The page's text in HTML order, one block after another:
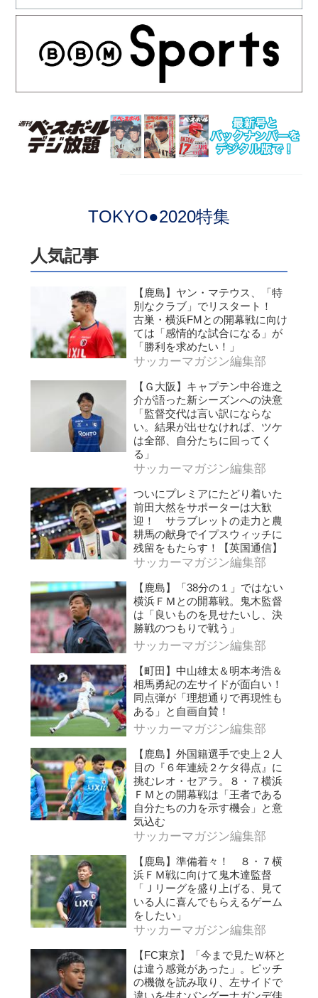
TOKYO●2020特集
人気記事
【鹿島】ヤン・マテウス、「特
別なクラブ」でリスタート！
古巣・横浜FMとの開幕戦に向け
ては「感情的な試合になる」が
「勝利を求めたい！」
サッカーマガジン編集部
【Ｇ大阪】キャプテン中谷進之
介が語った新シーズンへの決意
「監督交代は言い訳にならな
い。結果が出せなければ、ツケ
は全部、自分たちに回ってく
る」
サッカーマガジン編集部
ついにプレミアにたどり着いた
前田大然をサポーターは大歓
迎！ サラブレットの走力と農
耕馬の献身でイプスウィッチに
残留をもたらす！【英国通信】
サッカーマガジン編集部
【鹿島】「38分の１」ではない
横浜ＦＭとの開幕戦。鬼木監督
は「良いものを見せたいし、決
勝戦のつもりで戦う」
サッカーマガジン編集部
【町田】中山雄太＆明本考浩＆
相馬勇紀の左サイドが面白い！
同点弾が「理想通りで再現性も
ある」と自画自賛！
サッカーマガジン編集部
【鹿島】外国籍選手で史上２人
目の『６年連続２ケタ得点』に
挑むレオ・セアラ。８・７横浜
ＦＭとの開幕戦は「王者である
自分たちの力を示す機会」と意
気込む
サッカーマガジン編集部
【鹿島】準備着々！ ８・７横
浜ＦＭ戦に向けて鬼木達監督
「Ｊリーグを盛り上げる、見て
いる人に喜んでもらえるゲーム
をしたい」
サッカーマガジン編集部
【FC東京】「今まで見たＷ杯と
は違う感覚があった」。ピッチ
の機微を読み取り、左サイドで